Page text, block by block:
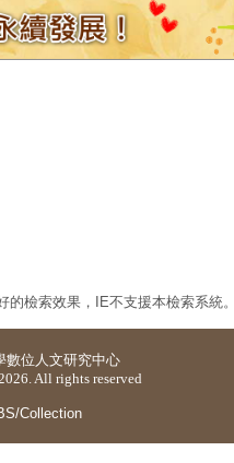
檢索效果，IE不支援本檢索系統。
數位人文研究中心
All rights reserved
Collection